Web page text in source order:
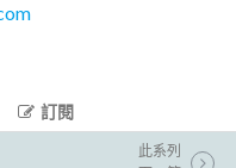
訂閱
此系列